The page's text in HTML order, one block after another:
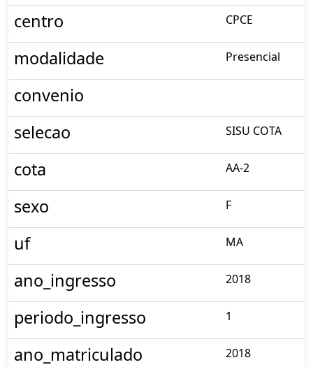
centro CPCE
modalidade Presencial
convenio
selecao
SISU COTA
cota AA-2
sexo F
uf MA
ano_ingresso 2018
periodo_ingresso 1
ano_matriculado 2018